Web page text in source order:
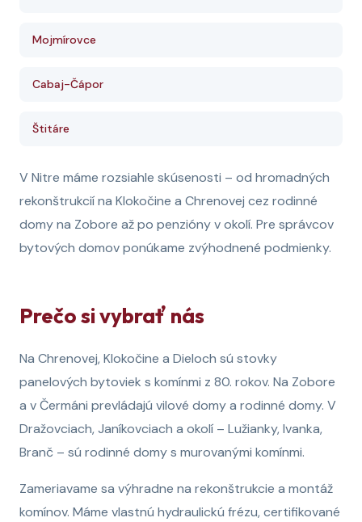
Mojmírovce
Cabaj-Čápor
Štitáre
V Nitre máme rozsiahle skúsenosti – od hromadných
rekonštrukcií na Klokočine a Chrenovej cez rodinné
domy na Zobore až po penzióny v okolí. Pre správcov
bytových domov ponúkame zvýhodnené podmienky.
Prečo si vybrať nás
Na Chrenovej, Klokočine a Dieloch sú stovky
panelových bytoviek s komínmi z 80. rokov. Na Zobore
a v Čermáni prevládajú vilové domy a rodinné domy. V
Dražovciach, Janíkovciach a okolí – Lužianky, Ivanka,
Branč – sú rodinné domy s murovanými komínmi.
Zameriavame sa výhradne na rekonštrukcie a montáž
komínov. Máme vlastnú hydraulickú frézu, certifikované